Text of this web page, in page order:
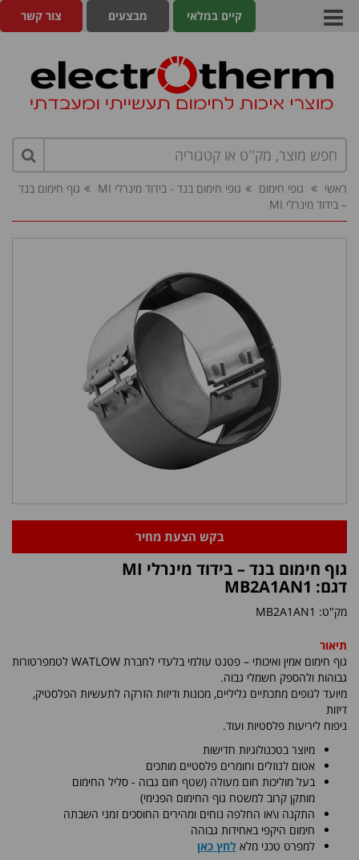
צור קשר מבצעים קיים במלאי
ראשי גופי חימום גופי חימום בנד - בידוד מינרלי MI
גוף חימום בנד
– בידוד מינרלי MI
בקש הצעת מחיר
גוף חימום בנד – בידוד מינרלי MI
דגם: MB2A1AN1
מק"ט: MB2A1AN1
תיאור
גוף חימום אמין ואיכותי – פטנט עולמי בלעדי לחברת WATLOW לטמפרטורות
גבוהות ולהספק חשמלי גבוה.
מיועד לגופים מתכתיים גליליים, מכונות ודיזות הזרקה לתעשיות הפלסטיק,
דיזות
ניפוח ליריעות פלסטיות ועוד.
מיוצר בטכנולוגיות חדישות
אטום לנוזלים וחומרים פלסטיים מותכים
בעל מוליכות חום מעולה (שטף חום גבוה - סליל החימום
מותקן קרוב למשטח גוף החימום הפנימי)
התקנה ו\או החלפה נוחים ומהירים החוסכים זמני השבתה
חימום היקפי באחידות גבוהה
למפרט טכני מלא לחץ כאן